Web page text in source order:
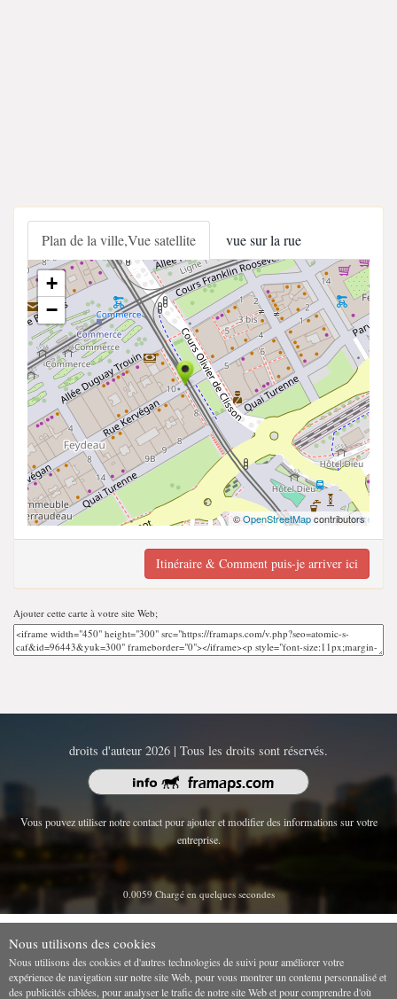
Plan de la ville,Vue satellite vue sur la rue
+
−
©OpenStreetMapcontributors
Itinéraire & Comment puis-je arriver ici
Ajouter cette carte à votre site Web;
droits d'auteur 2026 | Tous les droits sont réservés.
Vous pouvez utiliser notre contact pour ajouter et modifier des informations sur votre
entreprise.
0.0059 Chargé en quelques secondes
Nous utilisons des cookies
Nous utilisons des cookies et d'autres technologies de suivi pour améliorer votre
expérience de navigation sur notre site Web, pour vous montrer un contenu personnalisé et
des publicités ciblées, pour analyser le trafic de notre site Web et pour comprendre d'où